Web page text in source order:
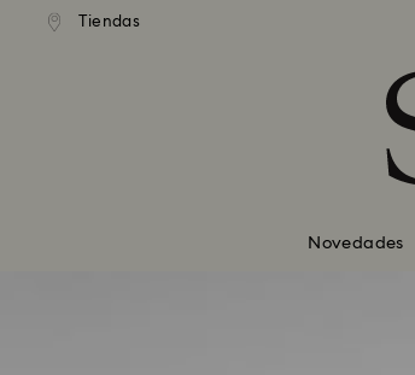
Accesskeys list
Tiendas
Novedades